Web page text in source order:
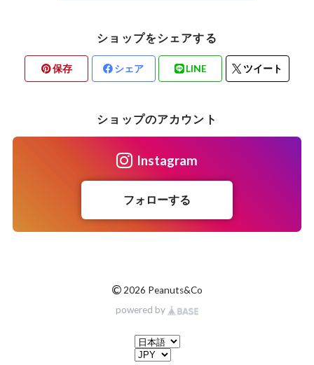
ショップをシェアする
保存 シェア LINE ツイート
ショップのアカウント
Instagram
フォローする
© 2026 Peanuts&Co
powered by